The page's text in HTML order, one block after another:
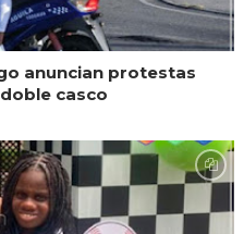
anuncian protestas
casco